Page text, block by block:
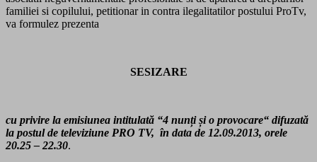
familiei si copilului, petitionar in contra ilegalitatilor postului ProTv,
va formulez prezenta
SESIZARE
cu privire la emisiunea intitulată “4 nunți și o provocare“ difuzată
la postul de televiziune PRO TV, în data de 12.09.2013, orele
20.25 – 22.30.